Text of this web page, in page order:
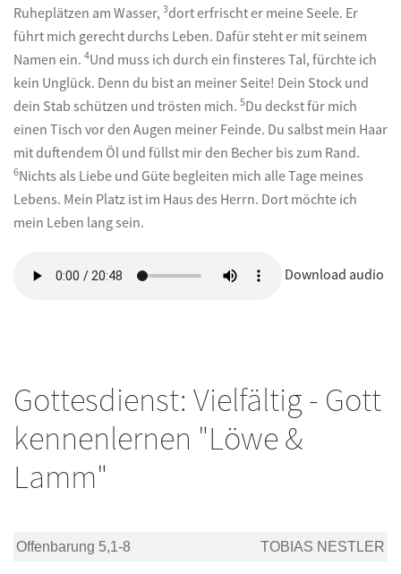
Ruheplätzen am Wasser, 3dort erfrischt er meine Seele. Er
führt mich gerecht durchs Leben. Dafür steht er mit seinem
Namen ein. 4Und muss ich durch ein finsteres Tal, fürchte ich
kein Unglück. Denn du bist an meiner Seite! Dein Stock und
dein Stab schützen und trösten mich. 5Du deckst für mich
einen Tisch vor den Augen meiner Feinde. Du salbst mein Haar
mit duftendem Öl und füllst mir den Becher bis zum Rand.
6Nichts als Liebe und Güte begleiten mich alle Tage meines
Lebens. Mein Platz ist im Haus des Herrn. Dort möchte ich
mein Leben lang sein.
Download audio
Gottesdienst: Vielfältig - Gott
kennenlernen "Löwe &
Lamm"
Offenbarung 5,1-8 TOBIAS NESTLER